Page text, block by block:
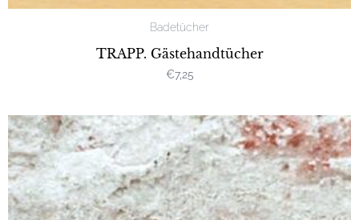
Badetücher
TRAPP. Gästehandtücher
€7,25